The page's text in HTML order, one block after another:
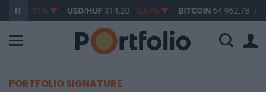
-0,61% USD/HUF314,20 -0,87% BITCOIN64 962,78
PORTFOLIO SIGNATURE